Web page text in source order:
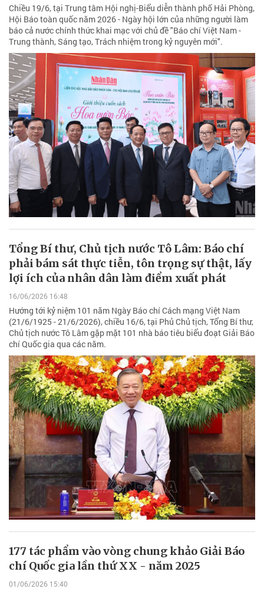
Chiều 19/6, tại Trung tâm Hội nghị-Biểu diễn thành phố Hải Phòng,
Hội Báo toàn quốc năm 2026 - Ngày hội lớn của những người làm
báo cả nước chính thức khai mạc với chủ đề "Báo chí Việt Nam -
Trung thành, Sáng tạo, Trách nhiệm trong kỷ nguyên mới".
Tổng Bí thư, Chủ tịch nước Tô Lâm: Báo chí
phải bám sát thực tiễn, tôn trọng sự thật, lấy
lợi ích của nhân dân làm điểm xuất phát
16/06/2026 16:48
Hướng tới kỷ niệm 101 năm Ngày Báo chí Cách mạng Việt Nam
(21/6/1925 - 21/6/2026), chiều 16/6, tại Phủ Chủ tịch, Tổng Bí thư,
Chủ tịch nước Tô Lâm gặp mặt 101 nhà báo tiêu biểu đoạt Giải Báo
chí Quốc gia qua các năm.
177 tác phẩm vào vòng chung khảo Giải Báo
chí Quốc gia lần thứ XX - năm 2025
01/06/2026 15:40